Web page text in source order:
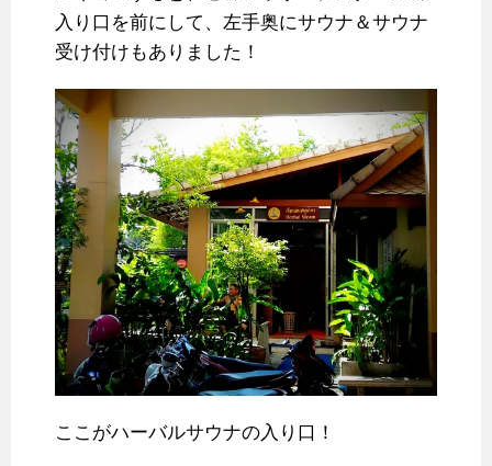
入り口を前にして、左手奥にサウナ＆サウナ
受け付けもありました！
ここがハーバルサウナの入り口！